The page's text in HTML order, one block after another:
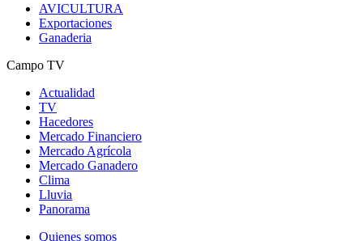
AVICULTURA
Exportaciones
Ganaderia
Campo TV
Actualidad
TV
Hacedores
Mercado Financiero
Mercado Agrícola
Mercado Ganadero
Clima
Lluvia
Panorama
Quienes somos